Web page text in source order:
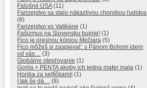
Falošné USA(11)
Farizejstvo sa stalo nákazlivou chorobou ľudstva
(8)
Farizejstvo vo Vatikáne (1)
Fašizmus na Slovensku bujnie! (1)
Fico je presnou kópiou Mečiara (5)
Fico môžeš si zaspievať: s Pánom Bohom idem
od vás… (3)
Globálne otepľovanie (1)
Gorila + PENTA akoby ich jedna mater mala (1)
Honba za selfíčkami! (1)
I tak še dá… (8)